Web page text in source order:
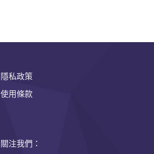
隱私政策
使用條款
關注我們：